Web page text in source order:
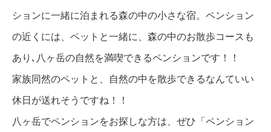
ションに一緒に泊まれる森の中の小さな宿。ペンション
の近くには、ペットと一緒に、森の中のお散歩コースも
あり､八ヶ岳の自然を満喫できるペンションです！！
家族同然のペットと、自然の中を散歩できるなんていい
休日が送れそうですね！！
八ヶ岳でペンションをお探しな方は、ぜひ「ペンション